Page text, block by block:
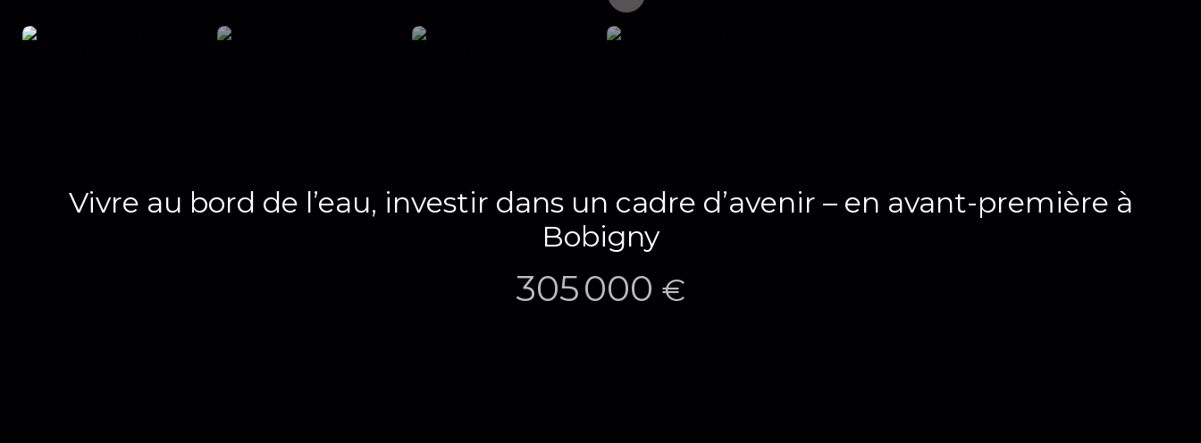
Vivre au bord de l’eau, investir dans un cadre d’avenir – en avant-première à
Bobigny
305 000 €